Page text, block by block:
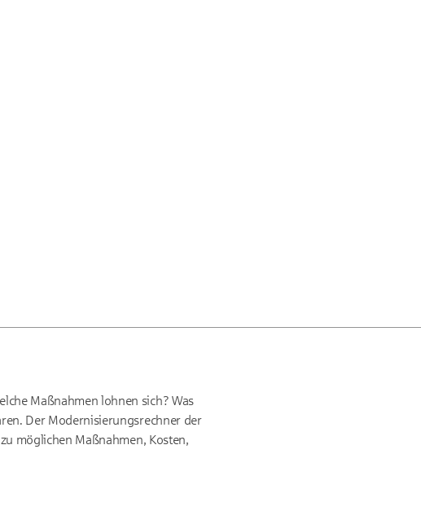
Maßnahmen lohnen sich? Was
Der Modernisierungsrechner der
möglichen Maßnahmen, Kosten,